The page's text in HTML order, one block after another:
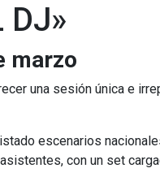
DJ»
marzo
una sesión única e
escenarios
con un set